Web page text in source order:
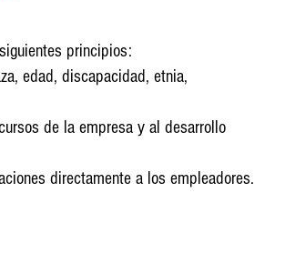
principios:
edad, discapacidad, etnia,
de la empresa y al desarrollo
directamente a los empleadores.